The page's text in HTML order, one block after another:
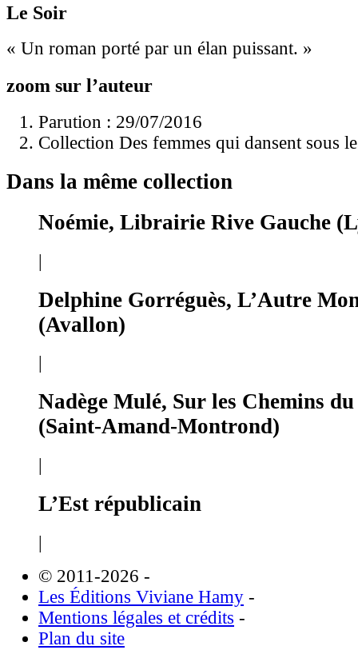
Le Soir
« Un roman porté par un élan puissant. »
zoom sur l’auteur
Parution : 29/07/2016
Collection Des femmes qui dansent sous
Dans la même collection
Noémie, Librairie Rive Gauche
|
Delphine Gorréguès, L’Autre
(Avallon)
Nadège Mulé, Sur les Chemins
(Saint-Amand-Montrond)
|
L’Est républicain
|
© 2011-2026 -
Les Éditions Viviane Hamy -
Mentions légales et crédits -
Plan du site